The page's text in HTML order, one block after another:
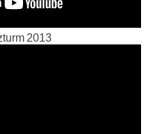
2013